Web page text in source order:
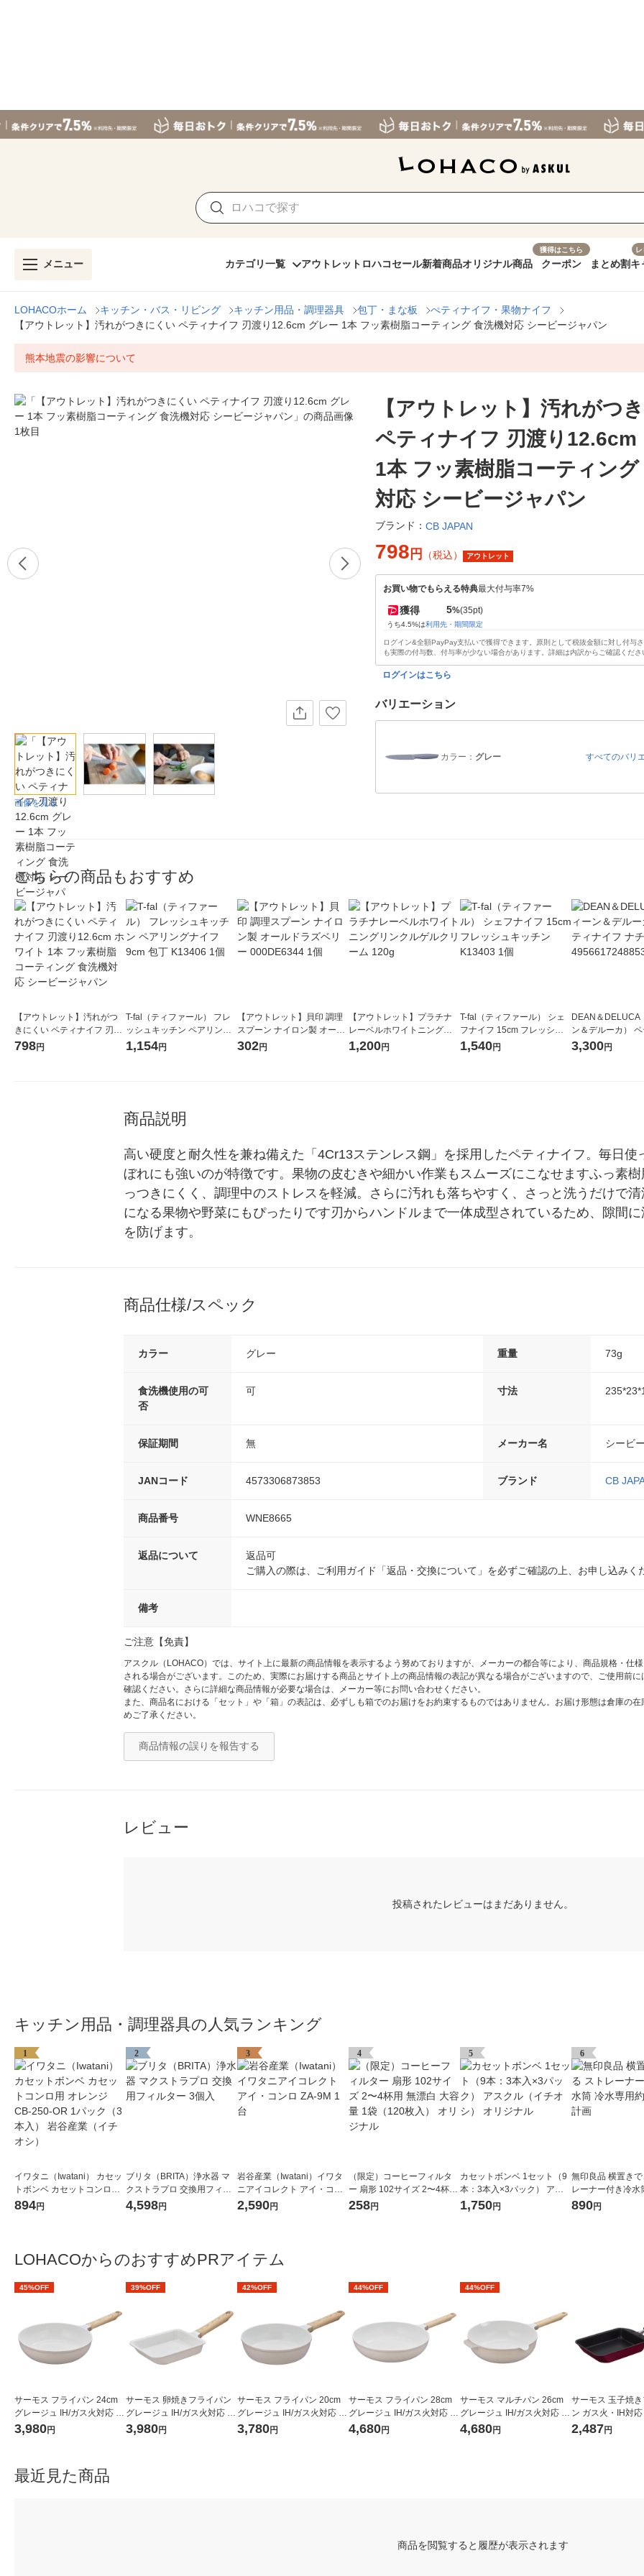
メニュー カテゴリ一覧 アウトレット ロハコセール新着商品オリジナル商品
獲得はこちら
クーポン まとめ割キ
LOHACOホーム キッチン・バス・リビング キッチン用品・調理器具 包丁・まな板
ぺティナイフ・果物ナイフ
【アウトレット】汚れがつきにくい ペティナイフ 刃渡り12.6cm グレー 1本 フッ素樹脂コーティング 食洗機対応 シービージャパン
熊本地震の影響について
画像を見る
【アウトレット】汚れがつ
ペティナイフ 刃渡り12.6cm
1本 フッ素樹脂コーティング
対応 シービージャパン
ブランド： CB JAPAN
798 円 （税込） アウトレット
お買い物でもらえる特典最大付与率7%
獲得 5%(35pt)
うち4.5%は利用先・期間限定
ログイン&全額PayPay支払いで獲得できます。原則として税抜金額に対し付与
も実際の付与数、付与率が少ない場合があります。詳細は内訳からご確認くださ
ログインはこちら
バリエーション
カラー： グレー すべてのバリ
こちらの商品もおすすめ
【アウトレット】汚れがつ
きにくい ペティナイフ 刃渡
り12.6cm ホワイト 1本 フッ
798円
T-fal（ティファール） フレ
ッシュキッチン ペアリング
ナイフ 9cm 包丁 K13406 1
1,154円
【アウトレット】貝印 調理
スプーン ナイロン製 オール
ドラズベリー 000DE6344 1
302円
【アウトレット】プラチナ
レーベルホワイトニングリ
ンクルゲルクリーム 120g
1,200円
T-fal（ティファール） シェ
フナイフ 15cm フレッシュ
キッチン K13403 1個
1,540円
DEAN＆DELUCA
ン＆デルーカ）
フ ナチュラル
3,300円
商品説明
高い硬度と耐久性を兼ね備えた「4Cr13ステンレス鋼」を採用したペティナイフ。毎日使
ぼれにも強いのが特徴です。果物の皮むきや細かい作業もスムーズにこなせますふっ素
っつきにくく、調理中のストレスを軽減。さらに汚れも落ちやすく、さっと洗うだけで
になる果物や野菜にもぴったりです刃からハンドルまで一体成型されているため、隙間
を防げます。
商品仕様/スペック
カラー グレー 重量 73g
食洗機使用の可
否
可 寸法
保証期間 無 メーカー名 シービ
JANコード 4573306873853 ブランド CB
商品番号 WNE8665
返品について
返品可
ご購入の際は、ご利用ガイド「返品・交換について」を必ずご確認の上、お申し込みく
備考
ご注意【免責】
アスクル（LOHACO）では、サイト上に最新の商品情報を表示するよう努めておりますが、メーカーの都合等により、商品規格・仕
される場合がございます。このため、実際にお届けする商品とサイト上の商品情報の表記が異なる場合がございますので、ご使用前
確認ください。さらに詳細な商品情報が必要な場合は、メーカー等にお問い合わせください。
また、商品名における「セット」や「箱」の表記は、必ずしも箱でのお届けをお約束するものではありません。お届け形態は倉庫の
めご了承ください。
商品情報の誤りを報告する
レビュー
投稿されたレビューはまだありません。
キッチン用品・調理器具の人気ランキング
1
イワタニ（Iwatani） カセッ
トボンベ カセットコンロ用
オレンジ CB-250-OR 1パッ
894円
2
ブリタ（BRITA）浄水器 マ
クストラプロ 交換用フィル
ター 3個入
4,598円
3
岩谷産業（Iwatani）イワタ
ニアイコレクト アイ・コン
ロ ZA-9M 1台
2,590円
4
（限定）コーヒーフィルタ
ー 扇形 102サイズ 2〜4杯用
無漂白 大容量 1袋（120枚
258円
5
カセットボンベ 1セット（9
本：3本入×3パック） アス
クル（イチオシ） オリジナ
1,750円
6
無印良品 横置きで
レーナー付き冷水
用約1L 良品計画
890円
LOHACOからのおすすめPRアイテム
45%OFF
サーモス フライパン 24cm
グレージュ IH/ガス火対応 K
FO-024 GG 1個 深型設計 軽
3,980円
39%OFF
サーモス 卵焼きフライパン
グレージュ IH/ガス火対応 K
FO-013E GG 1個 軽量 フッ
3,980円
42%OFF
サーモス フライパン 20cm
グレージュ IH/ガス火対応 K
FO-020 GG 1個 深型設計 軽
3,780円
44%OFF
サーモス フライパン 28cm
グレージュ IH/ガス火対応 K
FO-028 GG 1個 深型設計 軽
4,680円
44%OFF
サーモス マルチパン 26cm
グレージュ IH/ガス火対応 K
FOー026W GG1個 深型設計
4,680円
サーモス 玉子焼
ン ガス火・IH対
FM-013E R1個
2,487円
最近見た商品
商品を閲覧すると履歴が表示されます